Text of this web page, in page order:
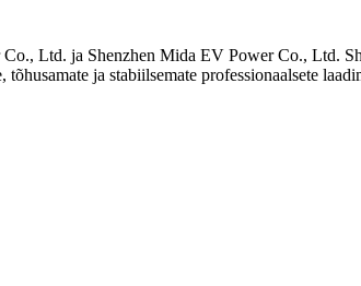
Ltd. ja Shenzhen Mida EV Power Co., Ltd.
ja stabiilsemate professionaalsete